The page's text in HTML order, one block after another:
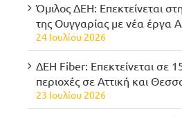
Όμιλος ΔΕΗ: Επεκτείνεται
της Ουγγαρίας με νέα έργα
24 Ιουλίου 2026
ΔΕΗ Fiber: Επεκτείνεται σε
περιοχές σε Αττική και
23 Ιουλίου 2026